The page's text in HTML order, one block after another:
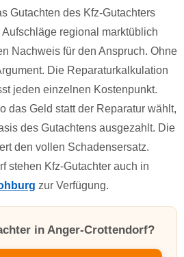
Gutachten des Kfz-Gutachters
regional marktüblich
Nachweis für den Anspruch. Ohne
Die Reparaturkalkulation
jeden einzelnen Kostenpunkt.
das Geld statt der Reparatur wählt,
des Gutachtens ausgezahlt. Die
den vollen Schadensersatz.
stehen Kfz-Gutachter auch in
zur Verfügung.
in Anger-Crottendorf?